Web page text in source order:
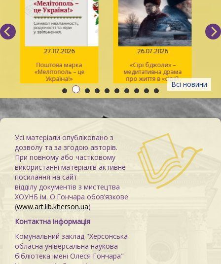
Всі новини
27.07.2026
Поштова марка
«Мелітополь – це
Україна!»
26.07.2026
«Сірі бджоли» –
медитативна драма
про життя в «сірій
зоні»
Усі матеріали опубліковано з
дозволу та за згодою авторів.
При повному або частковому
використанні матеріалів активне
посилання на сайт
відділу документів з мистецтва
ХОУНБ ім. О.Гончара обов’язкове
(www.art.lib.kherson.ua)
Контактна інформація
Комунальний заклад "Херсонська
обласна універсальна наукова
бібліотека імені Олеся Гончара"